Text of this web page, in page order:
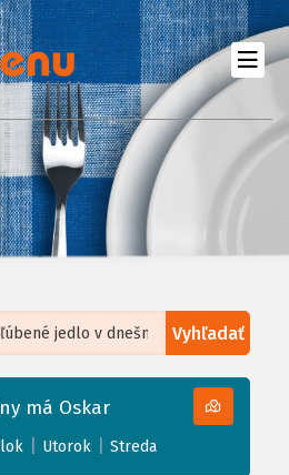
Vyhľadať
courtesy ofHumanitarian OpenStreetMap
má Oskar
Utorok Streda